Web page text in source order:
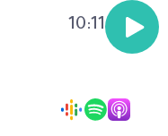
10:11